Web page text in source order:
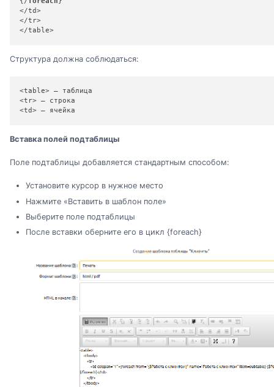
</td>
</tr>
</table>
Структура должна соблюдаться:
<table> — таблица
<tr> — строка
<td> — ячейка
Вставка полей подтаблицы
Поле подтаблицы добавляется стандартным способом:
Установите курсор в нужное место
Нажмите «Вставить в шаблон поле»
Выберите поле подтаблицы
После вставки оберните его в цикл {foreach}